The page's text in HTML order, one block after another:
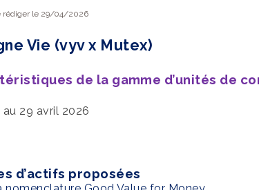
Vous appréciez le site ?
Vous pouveznous
EN SAVOIR PLUS
rédiger le 29/04/2026
Vie (vyv x Mutex)
de la gamme d’unités de
au 29 avril 2026
d’actifs proposées